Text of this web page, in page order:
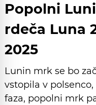
Popolni
rdeča Luna
2025
Lunin mrk se bo
vstopila v
faza, popolni mrk